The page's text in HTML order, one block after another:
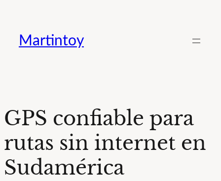
contenido
Martintoy
GPS confiable para
rutas sin internet en
Sudamérica